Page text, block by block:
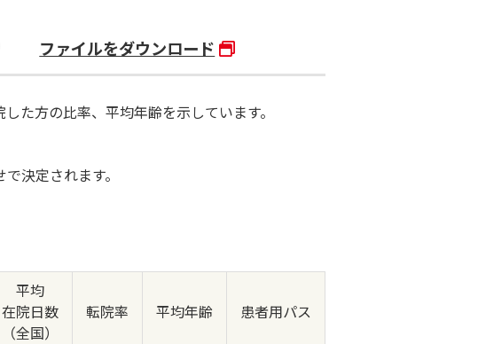
ファイルをダウンロード
た方の比率、平均年齢を示しています。
決定されます。
平均
在院日数
（全国）
転院率 平均年齢 患者用パス